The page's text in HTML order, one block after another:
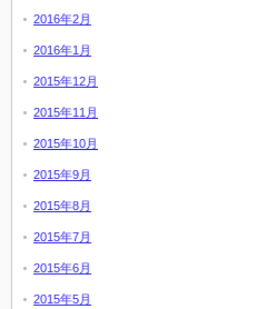
2016年2月
2016年1月
2015年12月
2015年11月
2015年10月
2015年9月
2015年8月
2015年7月
2015年6月
2015年5月